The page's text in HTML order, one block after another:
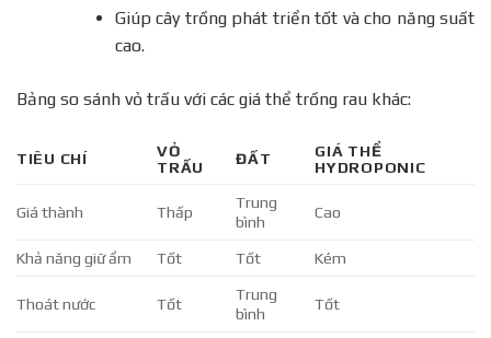
Giúp cây trồng phát triển tốt và cho năng suất
cao.
Bảng so sánh vỏ trấu với các giá thể trồng rau khác:
TIÊU CHÍ
VỎ
TRẤU
ĐẤT
GIÁ THỂ
HYDROPONIC
Giá thành Thấp
Trung
bình
Cao
Khả năng giữ ẩm Tốt Tốt Kém
Thoát nước Tốt
Trung
bình
Tốt